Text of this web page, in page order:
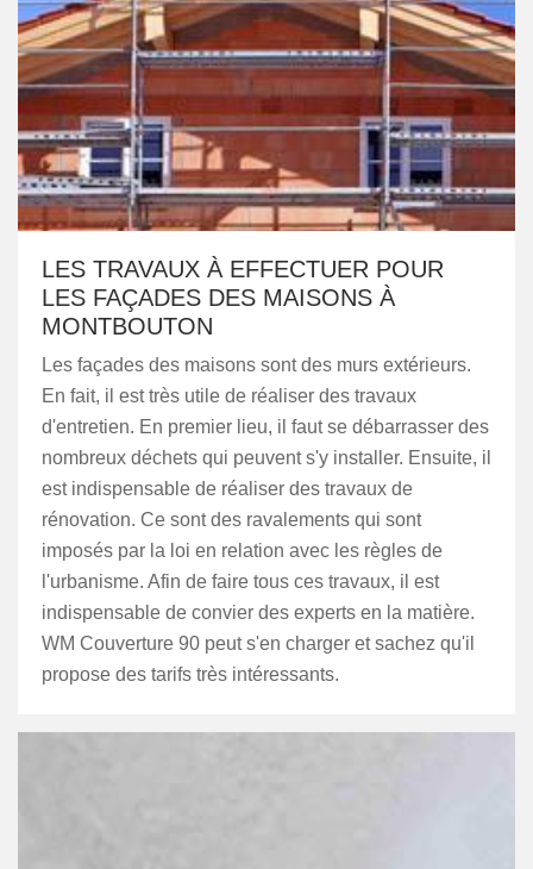
LES TRAVAUX À EFFECTUER POUR
LES FAÇADES DES MAISONS À
MONTBOUTON
Les façades des maisons sont des murs extérieurs.
En fait, il est très utile de réaliser des travaux
d'entretien. En premier lieu, il faut se débarrasser des
nombreux déchets qui peuvent s'y installer. Ensuite, il
est indispensable de réaliser des travaux de
rénovation. Ce sont des ravalements qui sont
imposés par la loi en relation avec les règles de
l'urbanisme. Afin de faire tous ces travaux, il est
indispensable de convier des experts en la matière.
WM Couverture 90 peut s'en charger et sachez qu'il
propose des tarifs très intéressants.